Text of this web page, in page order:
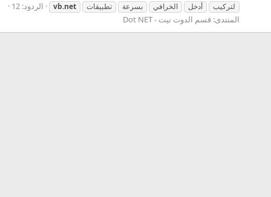
لتركيب
أدخل الخرافي بسرعة تطبيقات vb.net
الردود: 12
المنتدى: قسم الدوت نيت - Dot NET